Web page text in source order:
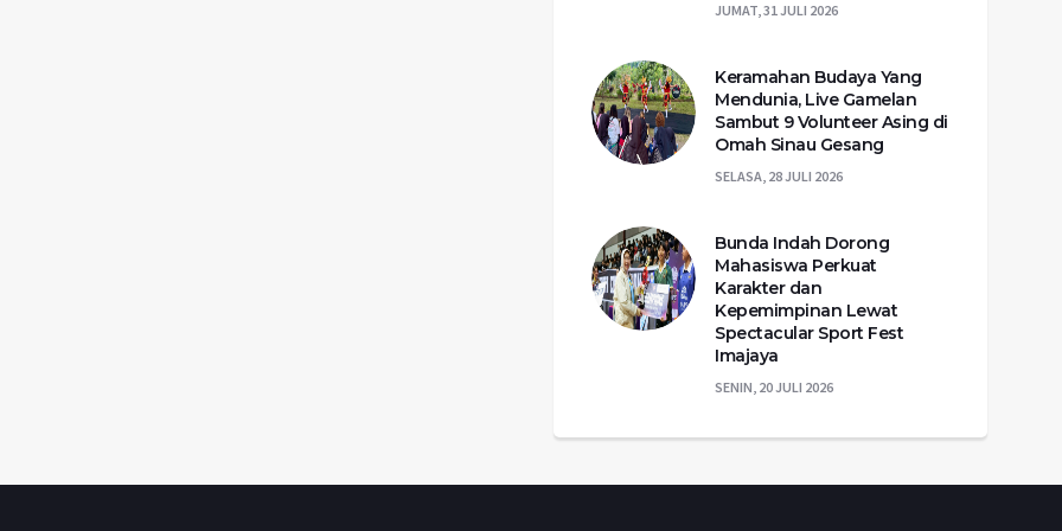
JUMAT, 31 JULI 2026
Keramahan Budaya Yang
Mendunia, Live Gamelan
Sambut 9 Volunteer Asing di
Omah Sinau Gesang
SELASA, 28 JULI 2026
Bunda Indah Dorong
Mahasiswa Perkuat
Karakter dan
Kepemimpinan Lewat
Spectacular Sport Fest
Imajaya
SENIN, 20 JULI 2026